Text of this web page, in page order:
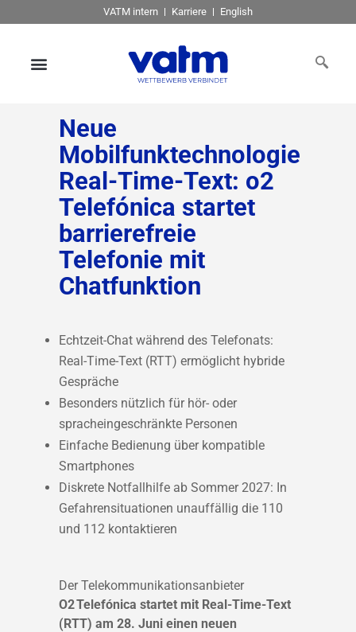
VATM intern Karriere English
Neue
Mobilfunktechnologie
Real-Time-Text: o2
Telefónica startet
barrierefreie
Telefonie mit
Chatfunktion
Echtzeit-Chat während des Telefonats:
Real-Time-Text (RTT) ermöglicht hybride
Gespräche
Besonders nützlich für hör- oder
spracheingeschränkte Personen
Einfache Bedienung über kompatible
Smartphones
Diskrete Notfallhilfe ab Sommer 2027: In
Gefahrensituationen unauffällig die 110
und 112 kontaktieren
Der Telekommunikationsanbieter
O2 Telefónica startet mit Real-Time-Text
(RTT) am 28. Juni einen neuen